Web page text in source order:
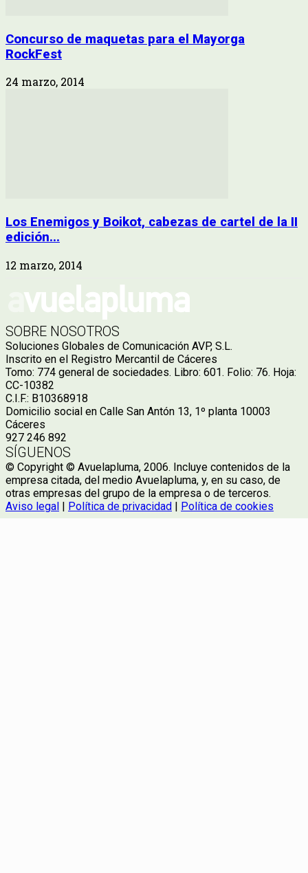
Concurso de maquetas para el Mayorga
RockFest
24 marzo, 2014
Los Enemigos y Boikot, cabezas de cartel de la II
edición...
12 marzo, 2014
SOBRE NOSOTROS
Soluciones Globales de Comunicación AVP, S.L.
Inscrito en el Registro Mercantil de Cáceres
Tomo: 774 general de sociedades. Libro: 601. Folio: 76. Hoja:
CC-10382
C.I.F.: B10368918
Domicilio social en Calle San Antón 13, 1º planta 10003
Cáceres
927 246 892
SÍGUENOS
© Copyright © Avuelapluma, 2006. Incluye contenidos de la
empresa citada, del medio Avuelapluma, y, en su caso, de
otras empresas del grupo de la empresa o de terceros.
Aviso legal | Política de privacidad | Política de cookies